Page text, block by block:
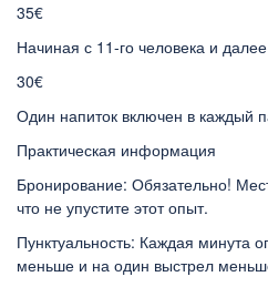
35€
Начиная с 11-го человека и далее
30€
Один напиток включен в каждый
Практическая информация
Бронирование: Обязательно!
что не упустите этот опыт.
Пунктуальность: Каждая минута
меньше и на один выстрел